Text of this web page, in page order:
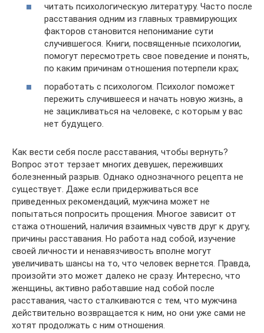
читать психологическую литературу. Часто после
расставания одним из главных травмирующих
факторов становится непонимание сути
случившегося. Книги, посвященные психологии,
помогут пересмотреть свое поведение и понять,
по каким причинам отношения потерпели крах;
поработать с психологом. Психолог поможет
пережить случившееся и начать новую жизнь, а
не зацикливаться на человеке, с которым у вас
нет будущего.
Как вести себя после расставания, чтобы вернуть?
Вопрос этот терзает многих девушек, переживших
болезненный разрыв. Однако однозначного рецепта не
существует. Даже если придерживаться все
приведенных рекомендаций, мужчина может не
попытаться попросить прощения. Многое зависит от
стажа отношений, наличия взаимных чувств друг к другу,
причины расставания. Но работа над собой, изучение
своей личности и ненавязчивость вполне могут
увеличивать шансы на то, что человек вернется. Правда,
произойти это может далеко не сразу. Интересно, что
женщины, активно работавшие над собой после
расставания, часто сталкиваются с тем, что мужчина
действительно возвращается к ним, но они уже сами не
хотят продолжать с ним отношения.